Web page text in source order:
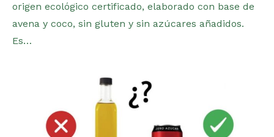
origen ecológico certificado, elaborado con base de
avena y coco, sin gluten y sin azúcares añadidos.
Es…